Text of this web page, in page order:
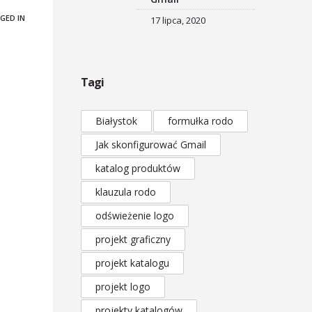
IN 17 lipca, 2020
Tagi
Białystok
formułka rodo
Jak skonfigurować Gmail
katalog produktów
klauzula rodo
odświeżenie logo
projekt graficzny
projekt katalogu
projekt logo